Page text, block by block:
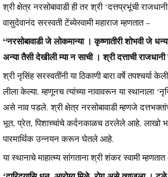
श्री क्षेत्र नरसोबावाडी ही तर श्री ‘दत्तप्रभूंची
वासुदेवानंद सरस्वती टेंब्येस्वामी महाराज म्हणतात –
“नरसोबावाडी जे लोकमान्या । कृष्णातीरी शोभवी जे
अन्या तैसी देखीली म्या न साची । श्री दत्ताची
श्री नृसिंह सरस्वतींनी या ठिकाणी बारा वर्षे तपश्चर्या
लीला केल्या. म्हणूनच त्यांच्या नावावरून या स्थानाला
असे नाव पडले. श्री क्षेत्र नरसोबावाडी म्हणजे
भूत, प्रेत, पिशाच्चांचे कर्दनकाळच ठरलेले आहे. लाखो
पारमार्थिक उन्नयन करून घेतले आहे.
या स्थानाचे माहात्म्य सांगताना श्री शंकर स्वामी म्हणतात